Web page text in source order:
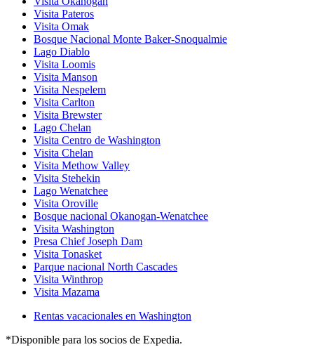
Visita Pateros
Visita Omak
Bosque Nacional Monte Baker-Snoqualmie
Lago Diablo
Visita Loomis
Visita Manson
Visita Nespelem
Visita Carlton
Visita Brewster
Lago Chelan
Visita Centro de Washington
Visita Chelan
Visita Methow Valley
Visita Stehekin
Lago Wenatchee
Visita Oroville
Bosque nacional Okanogan-Wenatchee
Visita Washington
Presa Chief Joseph Dam
Visita Tonasket
Parque nacional North Cascades
Visita Winthrop
Visita Mazama
Rentas vacacionales en Washington
*Disponible para los socios de Expedia.